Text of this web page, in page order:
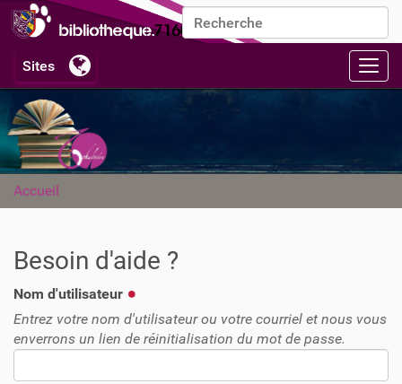
Chercher par
Recherche avancée…
Accueil
Besoin d'aide ?
Nom d'utilisateur
Entrez votre nom d'utilisateur ou votre courriel et nous vous
enverrons un lien de réinitialisation du mot de passe.